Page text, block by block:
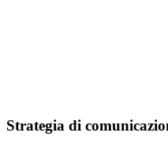
Strategia di